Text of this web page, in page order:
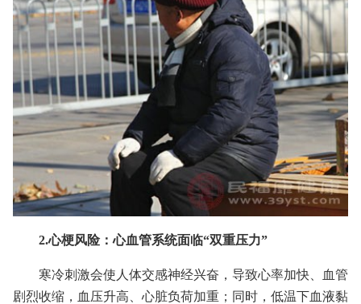
2.心梗风险：心血管系统面临“双重压力”
寒冷刺激会使人体交感神经兴奋，导致心率加快、血管
剧烈收缩，血压升高、心脏负荷加重；同时，低温下血液黏